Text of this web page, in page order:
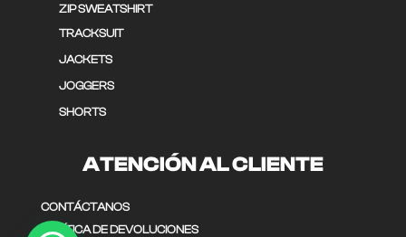
ZIP SWEATSHIRT
TRACKSUIT
JACKETS
JOGGERS
SHORTS
ATENCIÓN AL CLIENTE
CONTÁCTANOS
POLÍTICA DE DEVOLUCIONES